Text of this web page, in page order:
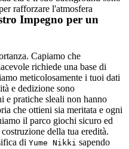
Impegno per un
Capiamo che
richiede una base di
meticolosamente i tuoi dati
e dedizione sono
e pratiche sleali non hanno
che ottieni sia meritata e ogni
il parco giochi sicuro ed
della tua eredità.
di Yume Nikki sapendo
rafforzare l'atmosfera